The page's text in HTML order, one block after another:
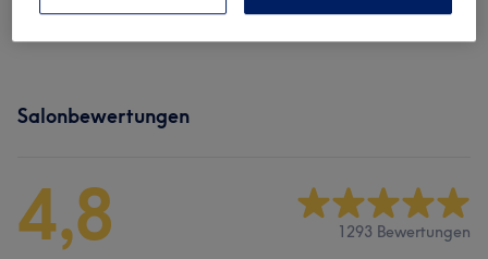
Salonbewertungen
4,8 1293 Bewertungen